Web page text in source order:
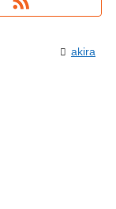
akira